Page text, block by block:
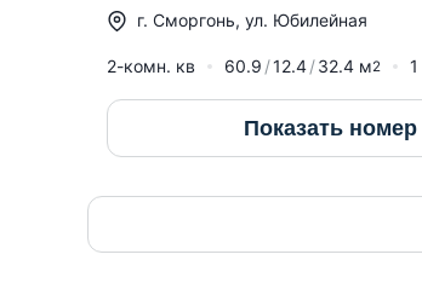
г. Сморгонь, ул. Юбилейная
2-комн. кв 60.9 12.4 32.4 м2 1
Показать номер